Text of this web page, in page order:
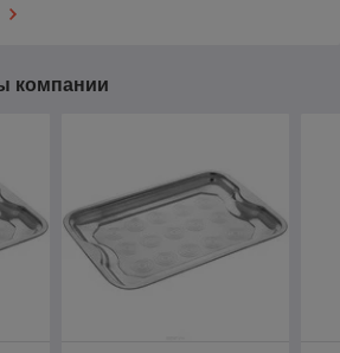
компании